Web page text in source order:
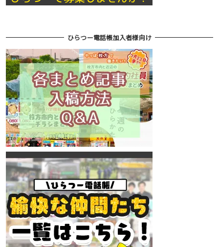
ひらつー電話帳加入者様向け